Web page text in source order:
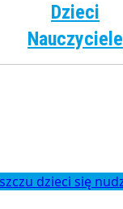
Dzieci
Nauczyciele